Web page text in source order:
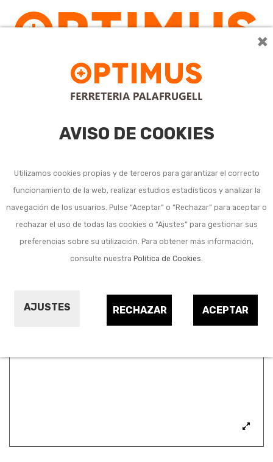
×
AVISO DE COOKIES
Utilizamos cookies propias y de terceros para garantizar el correcto
funcionamiento de la web, realizar estudios estadísticos y analizar la
navegación de los usuarios. Pulse “Aceptar” o “Rechazar” para aceptar o
rechazar el uso de todas las cookies o “Ajustes” para gestionar sus
preferencias sobre su utilización. Para obtener más información,
consulte nuestra Política de Cookies.
AJUSTES ACEPTAR
RECHAZAR